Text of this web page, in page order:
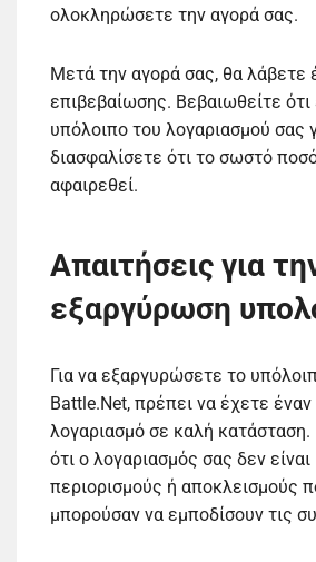
ολοκληρώσετε την αγορά σας.
Μετά την αγορά σας, θα λάβετε
επιβεβαίωσης. Βεβαιωθείτε
υπόλοιπο του λογαριασμού σας
διασφαλίσετε ότι το σωστό
αφαιρεθεί.
Απαιτήσεις για
εξαργύρωση
Για να εξαργυρώσετε το
Battle.Net, πρέπει να έχετε
λογαριασμό σε καλή κατάσταση.
ότι ο λογαριασμός σας δεν
περιορισμούς ή αποκλεισμούς
μπορούσαν να εμποδίσουν τις